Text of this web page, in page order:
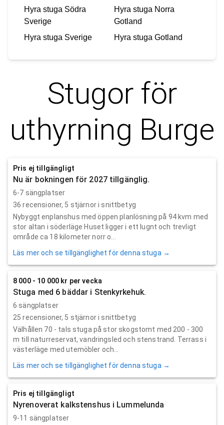
Hyra stuga Södra
Sverige
Hyra stuga Norra
Gotland
Hyra stuga Sverige Hyra stuga Gotland
Stugor för
uthyrning Burge
Pris ej tillgängligt
Nu är bokningen för 2027 tillgänglig.
6-7 sängplatser
36 recensioner, 5 stjärnor i snittbetyg
Nybyggt enplanshus med öppen planlösning på 94 kvm med
stor altan i söderläge Huset ligger i ett lugnt och trevligt
område ca 18 kilometer norr o...
Läs mer och se tillgänglighet för denna stuga →
8 000 - 10 000 kr per vecka
Stuga med 6 bäddar i Stenkyrkehuk.
6 sängplatser
25 recensioner, 5 stjärnor i snittbetyg
Välhållen 70 - tals stuga på stor skogstomt med 200 - 300
m till naturreservat, vandringsled och stenstrand. Terrass i
västerläge med utemöbler och...
Läs mer och se tillgänglighet för denna stuga →
Pris ej tillgängligt
Nyrenoverat kalkstenshus i Lummelunda
9-11 sängplatser